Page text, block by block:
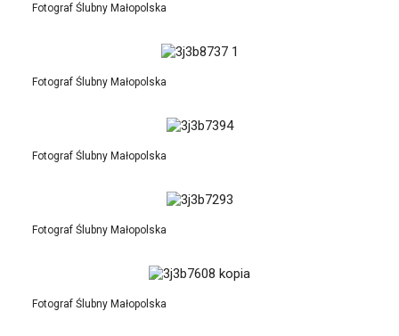
Fotograf Ślubny Małopolska
Fotograf Ślubny Małopolska
Fotograf Ślubny Małopolska
Fotograf Ślubny Małopolska
Fotograf Ślubny Małopolska